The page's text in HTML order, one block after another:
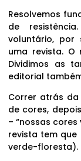
Resolvemos
de
voluntário, por
uma revista. O
Dividimos as
editorial
Correr atrás
de cores,
– “nossas
revista tem
verde-floresta).